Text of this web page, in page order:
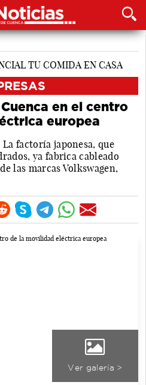
en el centro
europea
La factoría japonesa, que
ya fabrica cableado
las marcas Volkswagen,
Ver galería >